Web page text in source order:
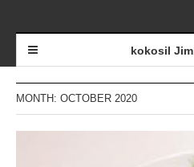
kokosil
MONTH: OCTOBER 2020